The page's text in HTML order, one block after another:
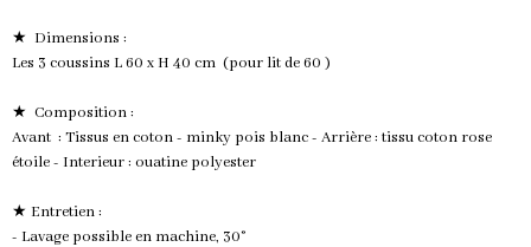
★ Dimensions :
Les 3 coussins L 60 x H 40 cm (pour lit de 60 )
★ Composition :
Avant : Tissus en coton - minky pois blanc - Arrière : tissu coton rose
étoile - Interieur : ouatine polyester
★ Entretien :
- Lavage possible en machine, 30°